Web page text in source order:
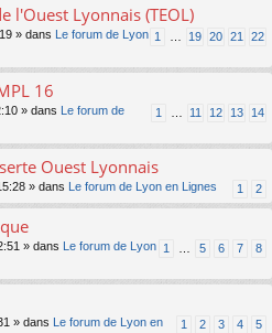
l'Ouest Lyonnais (TEOL)
1 19 20 21 22
» dans
Le forum de Lyon
16
1 11 12 13 14
» dans
Le forum de
Ouest Lyonnais
1 2
» dans Le forum de Lyon en Lignes
1 5 6 7 8
» dans
Le forum de Lyon
1 2 3 4 5
» dans
Le forum de Lyon en